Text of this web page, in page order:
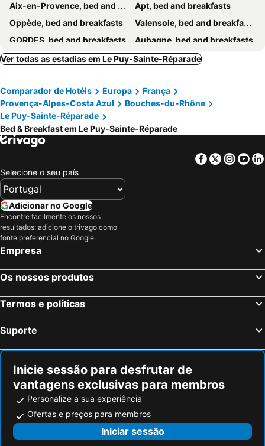
Aix-en-Provence, bed and breakfasts
Apt, bed and breakfasts
Oppède, bed and breakfasts
Valensole, bed and breakfasts
GORDES, bed and breakfasts
Aubagne, bed and breakfasts
Marignane, bed and breakfasts
Forcalquier, bed and breakfasts
Niozelles, bed and breakfasts
Vaucluse, bed and breakfasts
Plan-d'Orgon, bed and breakfasts
Saumane-de-Vaucluse, bed and breakfasts
Cavaillon, bed and breakfasts
Ensuès-la-Redonne, bed and breakfasts
Murs, bed and breakfasts
Sault, bed and breakfasts
Lauris, bed and breakfasts
Roussillon, bed and breakfasts
Le Thor, bed and breakfasts
Saint-Didier, bed and breakfasts
Puget, bed and breakfasts
Gémenos, bed and breakfasts
Mormoiron, bed and breakfasts
Ollières, bed and breakfasts
Istres, bed and breakfasts
Ver todas as estadias em Le Puy-Sainte-Réparade
Comparador de Hotéis Europa
França
Provença-Alpes-Costa Azul
Bouches-du-Rhône
Le Puy-Sainte-Réparade
Bed & Breakfast em Le Puy-Sainte-Réparade
Facebook
Twitter
Selecione o seu país
Adicionar no Google
Encontre facilmente os nossos
resultados: adicione o trivago como
fonte preferencial no Google.
Empresa
Os nossos produtos
Termos e políticas
Suporte
Inicie sessão para desfrutar de
vantagens exclusivas para membros
Personalize a sua experiência
Ofertas e preços para membros
Iniciar sessão